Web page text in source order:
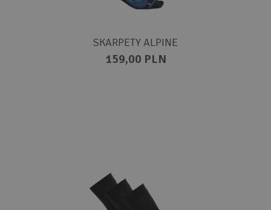
SKARPETY ALPINE
159,00 PLN